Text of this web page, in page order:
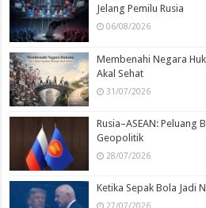
Jelang Pemilu Rusia
06/08/2026
Membenahi Negara
Akal Sehat
31/07/2026
Rusia–ASEAN: Peluang
Geopolitik
28/07/2026
Ketika Sepak Bola Jadi
27/07/2026